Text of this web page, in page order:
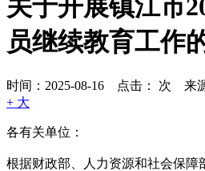
关于开展镇江市
员继续教育工作
时间：2025-08-16 点击： 次 来
+ 大
各有关单位：
根据财政部、人力资源和社会保障